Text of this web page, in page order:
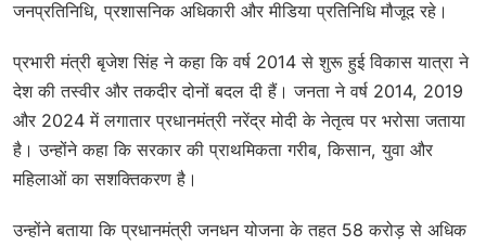
जनप्रतिनिधि, प्रशासनिक अधिकारी और मीडिया प्रतिनिधि मौजूद रहे।
प्रभारी मंत्री बृजेश सिंह ने कहा कि वर्ष 2014 से शुरू हुई विकास यात्रा ने
देश की तस्वीर और तकदीर दोनों बदल दी हैं। जनता ने वर्ष 2014, 2019
और 2024 में लगातार प्रधानमंत्री नरेंद्र मोदी के नेतृत्व पर भरोसा जताया
है। उन्होंने कहा कि सरकार की प्राथमिकता गरीब, किसान, युवा और
महिलाओं का सशक्तिकरण है।
उन्होंने बताया कि प्रधानमंत्री जनधन योजना के तहत 58 करोड़ से अधिक